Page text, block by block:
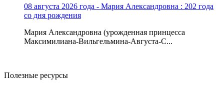
08 августа 2026 года - Мария Александровна : 202 года
со дня рождения
Мария Александровна (урожденная принцесса
Максимилиана-Вильгельмина-Августа-С...
Полезные ресурсы